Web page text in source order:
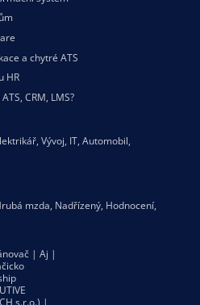
a chytré ATS
HR
CRM, LMS?
, Vývoj, IT, Automobil,
mzda, Nadřízený, Hodnocení,